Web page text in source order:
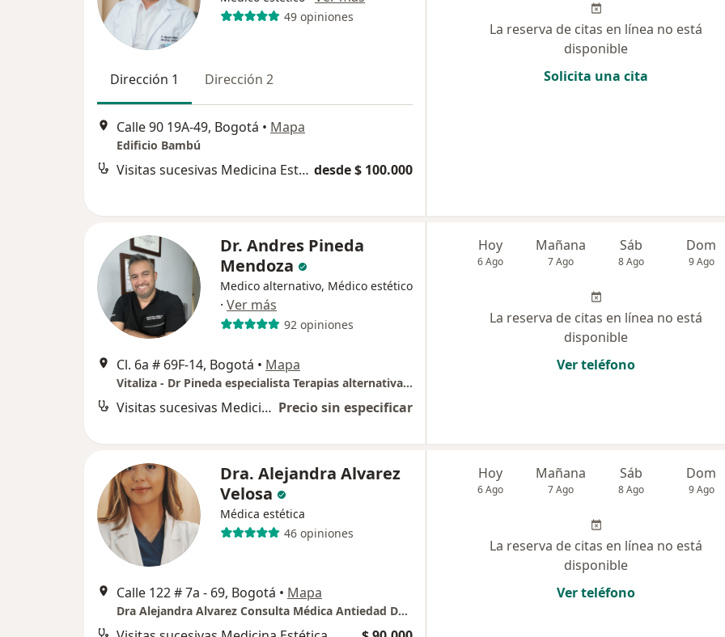
49 opiniones
Dirección 1 Dirección 2
Calle 90 19A-49, Bogotá • Mapa
Edificio Bambú
Visitas sucesivas Medicina Estética desde $ 100.000
La reserva de citas en línea no está
disponible
Solicita una cita
Dr. Andres Pineda
Mendoza
Medico alternativo, Médico estético
· Ver más
92 opiniones
Cl. 6a # 69F-14, Bogotá • Mapa
Vitaliza - Dr Pineda especialista Terapias alternativas y manejo del dolor.
Visitas sucesivas Medicina Estética Precio sin especificar
Hoy
6 Ago
Mañana
7 Ago
Sáb
8 Ago
Dom
9 Ago
La reserva de citas en línea no está
disponible
Ver teléfono
Dra. Alejandra Alvarez
Velosa
Médica estética
46 opiniones
Calle 122 # 7a - 69, Bogotá • Mapa
Dra Alejandra Alvarez Consulta Médica Antiedad Dermatológica, Tricológica & Láser - Edificio Futura - Penthouse 501
Hoy
6 Ago
Mañana
7 Ago
Sáb
8 Ago
Dom
9 Ago
La reserva de citas en línea no está
disponible
Ver teléfono